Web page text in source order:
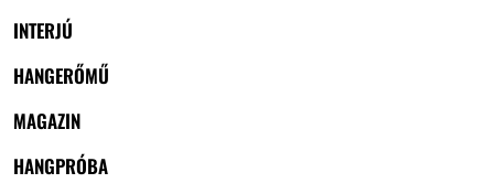
INTERJÚ
HANGERŐMŰ
MAGAZIN
HANGPRÓBA